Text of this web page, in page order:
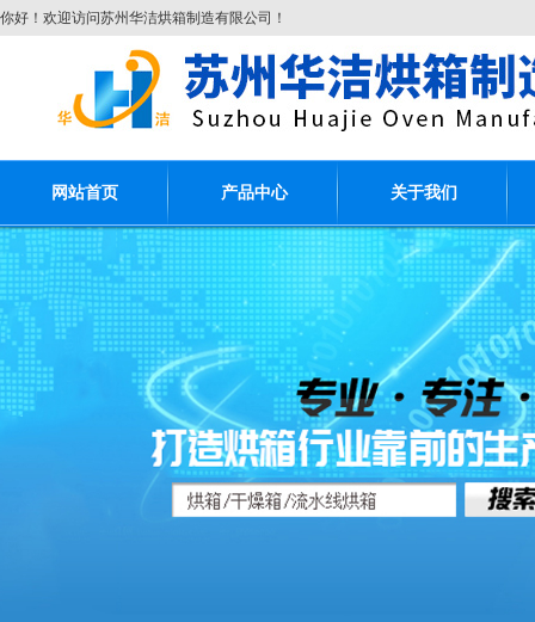
你好！欢迎访问苏州华洁烘箱制造有限公司！
网站首页 产品中心 关于我们